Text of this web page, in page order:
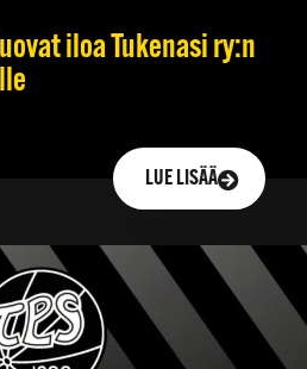
iloa Tukenasi ry:n
LUE LISÄÄ